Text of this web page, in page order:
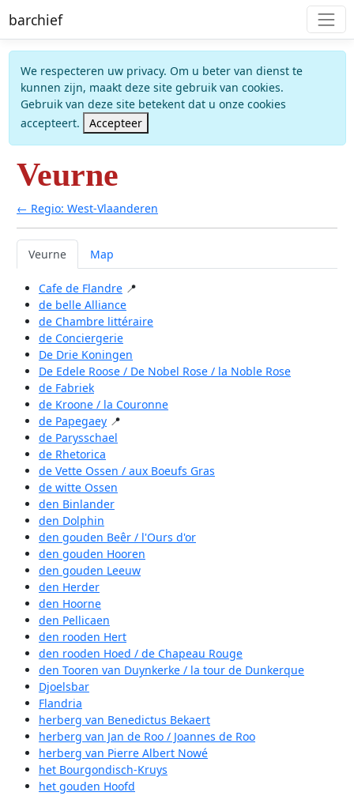
barchief
We respecteren uw privacy. Om u beter van dienst te
kunnen zijn, maakt deze site gebruik van cookies.
Gebruik van deze site betekent dat u onze cookies
accepteert.
Accepteer
Veurne
← Regio: West-Vlaanderen
Veurne Map
Cafe de Flandre 📍
de belle Alliance
de Chambre littéraire
de Conciergerie
De Drie Koningen
De Edele Roose / De Nobel Rose / la Noble Rose
de Fabriek
de Kroone / la Couronne
de Papegaey 📍
de Parysschael
de Rhetorica
de Vette Ossen / aux Boeufs Gras
de witte Ossen
den Binlander
den Dolphin
den gouden Beêr / l'Ours d'or
den gouden Hooren
den gouden Leeuw
den Herder
den Hoorne
den Pellicaen
den rooden Hert
den rooden Hoed / de Chapeau Rouge
den Tooren van Duynkerke / la tour de Dunkerque
Djoelsbar
Flandria
herberg van Benedictus Bekaert
herberg van Jan de Roo / Joannes de Roo
herberg van Pierre Albert Nowé
het Bourgondisch-Kruys
het gouden Hoofd